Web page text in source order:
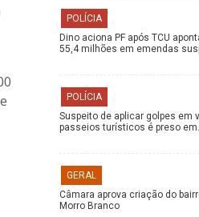
POLÍCIA
Dino aciona PF após TCU
55,4 milhões em emendas
POLÍCIA
Suspeito de aplicar golpes em
passeios turísticos é preso
GERAL
Câmara aprova criação do
Morro Branco